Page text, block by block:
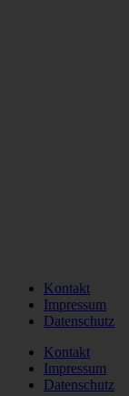
Kontakt
Impressum
Datenschutz
Kontakt
Impressum
Datenschutz